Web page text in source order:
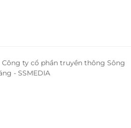
ty cổ phần truyền thông Sông
- SSMEDIA